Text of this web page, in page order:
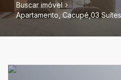
Buscar imóvel
Apartamento, Cacupé,03